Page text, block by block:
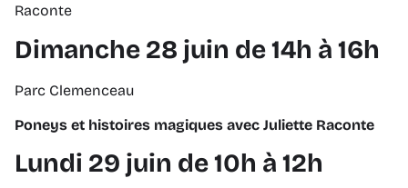
Raconte
Dimanche 28 juin de 14h à 16h
Parc Clemenceau
Poneys et histoires magiques avec Juliette Raconte
Lundi 29 juin de 10h à 12h